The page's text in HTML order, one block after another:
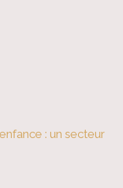
: un secteur